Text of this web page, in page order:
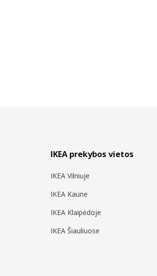
IKEA prekybos vietos
IKEA Vilniuje
IKEA Kaune
IKEA Klaipėdoje
IKEA Šiauliuose